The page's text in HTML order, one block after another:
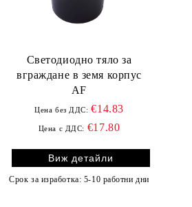
Светодиодно тяло за
вграждане в земя корпус
АF
Цена без ДДС: €14.83
Цена с ДДС: €17.80
Виж детайли
Срок за изработка: 5-10 работни дни